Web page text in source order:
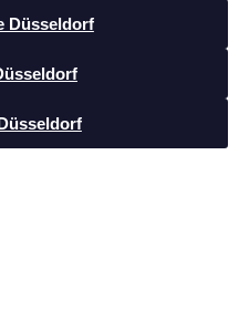
Düsseldorf